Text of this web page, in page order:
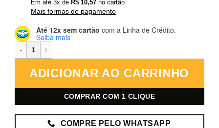
Em até 3x de R$ 10,57 no cartão
Mais formas de pagamento
Até 12x sem cartão com a Linha de Crédito.
Saiba mais
ADICIONAR AO CARRINHO
COMPRAR COM 1 CLIQUE
COMPRE PELO WHATSAPP